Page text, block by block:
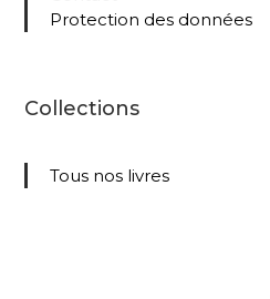
Protection des données
Collections
Tous nos livres